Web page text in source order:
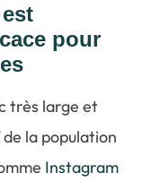
pour
très large et
la population
Instagram